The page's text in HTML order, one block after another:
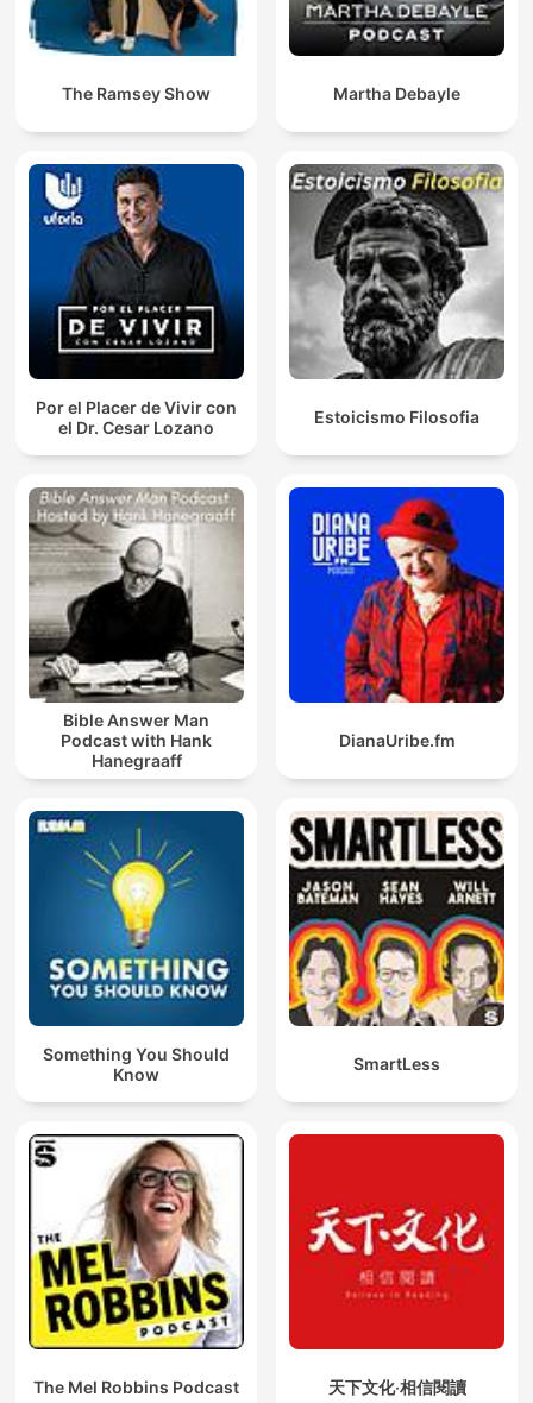
The Ramsey Show Martha Debayle
Por el Placer de Vivir con
el Dr. Cesar Lozano
Estoicismo Filosofia
Bible Answer Man
Podcast with Hank
Hanegraaff
DianaUribe.fm
Something You Should
Know
SmartLess
The Mel Robbins Podcast 天下文化‧相信閱讀